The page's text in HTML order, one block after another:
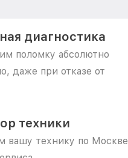
диагностика
поломку абсолютно
даже при отказе от
техники
вашу технику по Москве